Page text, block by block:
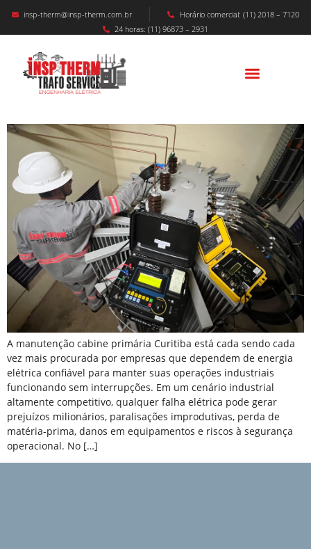
insp-therm@insp-therm.com.br
Horário comercial: (11) 2018 – 7120
24 horas: (11) 96873 – 2931
MANUTENÇÃO CABINE PRIMÁRIA
CURITIBA: Segurança, Confiabilidade E Alta
A manutenção cabine primária Curitiba está cada sendo cada
vez mais procurada por empresas que dependem de energia
elétrica confiável para manter suas operações industriais
funcionando sem interrupções. Em um cenário industrial
altamente competitivo, qualquer falha elétrica pode gerar
prejuízos milionários, paralisações improdutivas, perda de
matéria-prima, danos em equipamentos e riscos à segurança
operacional. No […]